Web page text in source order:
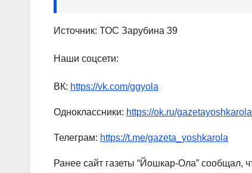
Источник: ТОС Зарубина 39
Наши соцсети:
ВК: https://vk.com/ggyola
Одноклассники: https://ok.ru/gazetayoshkarola
Телеграм: https://t.me/gazeta_yoshkarola
Ранее сайт газеты “Йошкар-Ола” сообщал,